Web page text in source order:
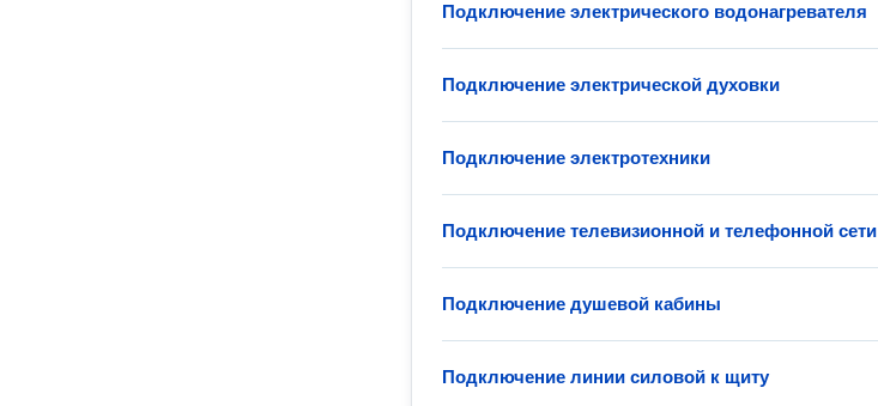
Подключение электрического водонагревателя
Подключение электрической духовки
Подключение электротехники
Подключение телевизионной и телефонной сети
Подключение душевой кабины
Подключение линии силовой к щиту